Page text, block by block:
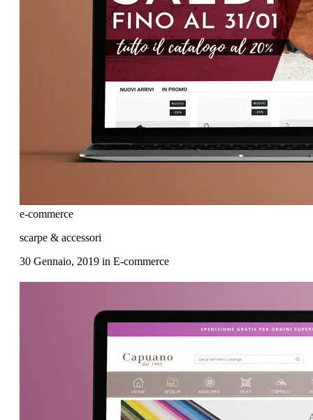
e-commerce
scarpe & accessori
30 Gennaio, 2019 in E-commerce